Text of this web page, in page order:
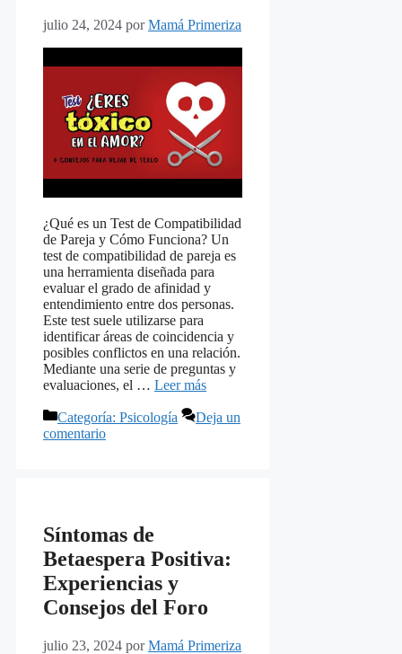
julio 24, 2024 porMamá Primeriza
¿Qué es un Test de Compatibilidad
de Pareja y Cómo Funciona? Un
test de compatibilidad de pareja es
una herramienta diseñada para
evaluar el grado de afinidad y
entendimiento entre dos personas.
Este test suele utilizarse para
identificar áreas de coincidencia y
posibles conflictos en una relación.
Mediante una serie de preguntas y
evaluaciones, el … Leer más
Categorías
Categoría: Psicología
Deja un
comentario
Síntomas de
Betaespera Positiva:
Experiencias y
Consejos del Foro
julio 23, 2024 porMamá Primeriza